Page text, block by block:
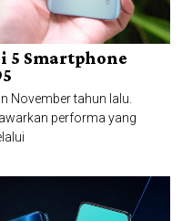
5 Smartphone
November tahun lalu.
performa yang